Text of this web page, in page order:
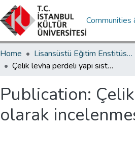
Communities
Home Lisansüstü Eğitim Enstitüsü / Postgraduate Education Institute
Çelik levha perdeli yapı sisteminin levha kalınlığına bağlı olarak incelenmesi
Publication:
olarak